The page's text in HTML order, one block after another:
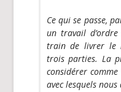
Ce qui se passe,
un travail
train de livrer le
trois parties. La
considérer
avec lesquels